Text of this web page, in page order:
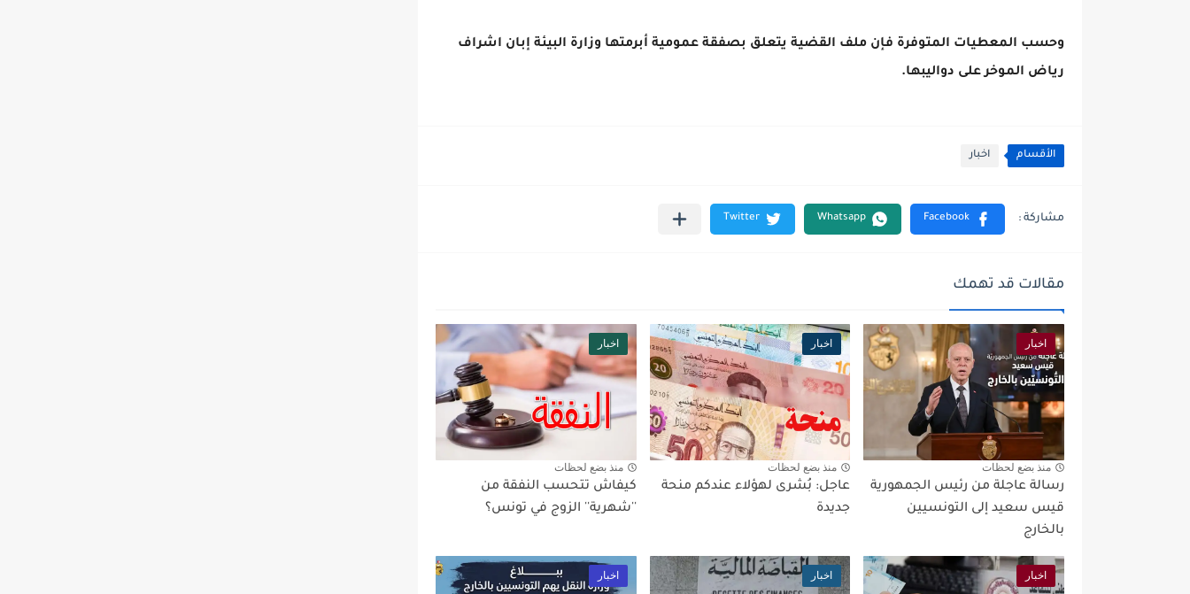
وحسب المعطيات المتوفرة فإن ملف القضية يتعلق بصفقة عمومية أبرمتها وزارة البيئة إبان اشراف
رياض الموخر على دواليبها.
الأقسام اخبار
مقالات قد تهمك
اخبار
منذ بضع لحظات
رسالة عاجلة من رئيس الجمهورية
قيس سعيد إلى التونسيين
بالخارج
اخبار
منذ بضع لحظات
عاجل: بُشرى لهؤلاء عندكم منحة
جديدة
اخبار
منذ بضع لحظات
كيفاش تتحسب النفقة من
''شهرية'' الزوج في تونس؟
اخبار اخبار اخبار